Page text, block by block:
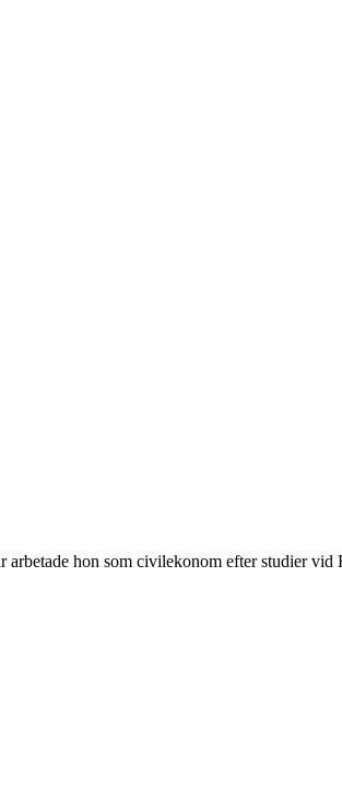
hon som civilekonom efter studier vid